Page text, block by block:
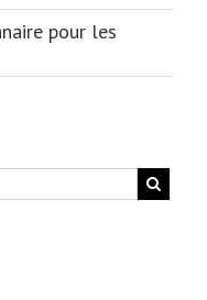
pour les